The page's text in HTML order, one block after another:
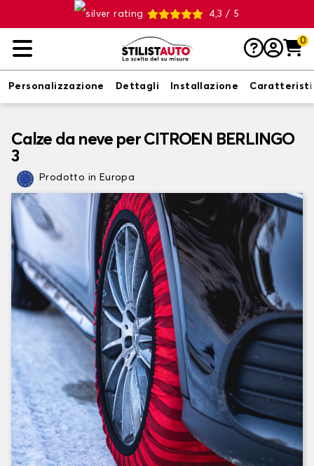
4,3 / 5
0
Personalizzazione Dettagli Installazione
Calze da neve per CITROEN BERLINGO
3
Prodotto in Europa